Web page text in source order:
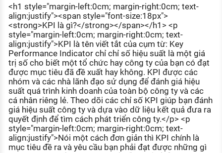
KHÁM PHÁ NGHỀ NGHIỆP
Tử vi nghề nghiệp
Kỹ năng nghề nghiệp
HƯỚNG NGHIỆP VIỆC LÀM
Đặc trưng từng nghề
Xu hướng việc làm
XÂY DỰNG VÀ PHÁT TRIỂN ĐỘI NGŨ
NHÂN SỰ
TUYỂN DỤNG VIỆC LÀM
<h1 style="margin-left:0cm; margin-right:0cm; text-
align:justify"><span style="font-size:18px">
<strong>KPI là gì?</strong></span></h1> <p
style="margin-left:0cm; margin-right:0cm; text-
align:justify">KPI là tên viết tắt của cụm từ: Key
Performance Indicator chỉ chỉ số hiệu suất là một giá
trị số cho biết một tổ chức hay công ty của bạn có đạt
được mục tiêu đã đề xuất hay không. KPI được các
nhóm và các nhà lãnh đạo sử dụng để đánh giá hiệu
suất quá trình kinh doanh của toàn bộ công ty và các
cá nhân riêng lẻ. Theo dõi các chỉ số KPI giúp bạn đánh
giá hiệu suất công ty và dựa vào dữ liệu kết quả đưa ra
quyết định để tìm cách phát triển công ty.</p> <p
style="margin-left:0cm; margin-right:0cm; text-
align:justify">Nói một cách đơn giản thì KPI chính là
mục tiêu đề ra và yêu cầu bạn phải đạt được những gì